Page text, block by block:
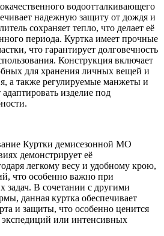
водоотталкивающего
надежную защиту от дождя и
сохраняет тепло, что делает её
периода. Куртка имеет прочные
что гарантирует долговечность
Конструкция включает
для хранения личных вещей и
а также регулируемые манжеты и
изделие под
Куртки демисезонной МО
демонстрирует её
легкому весу и удобному крою,
что особенно важно при
задач. В сочетании с другими
данная куртка обеспечивает
и защиты, что особенно ценится
или интенсивных